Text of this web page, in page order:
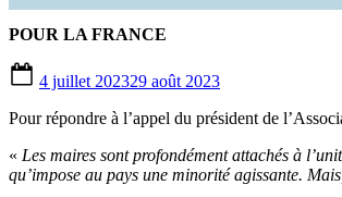
POUR LA FRANCE
on
4 juillet 202329 août 2023
Pour répondre à l’appel du président de
« Les maires sont profondément attachés à
qu’impose au pays une minorité agissante.